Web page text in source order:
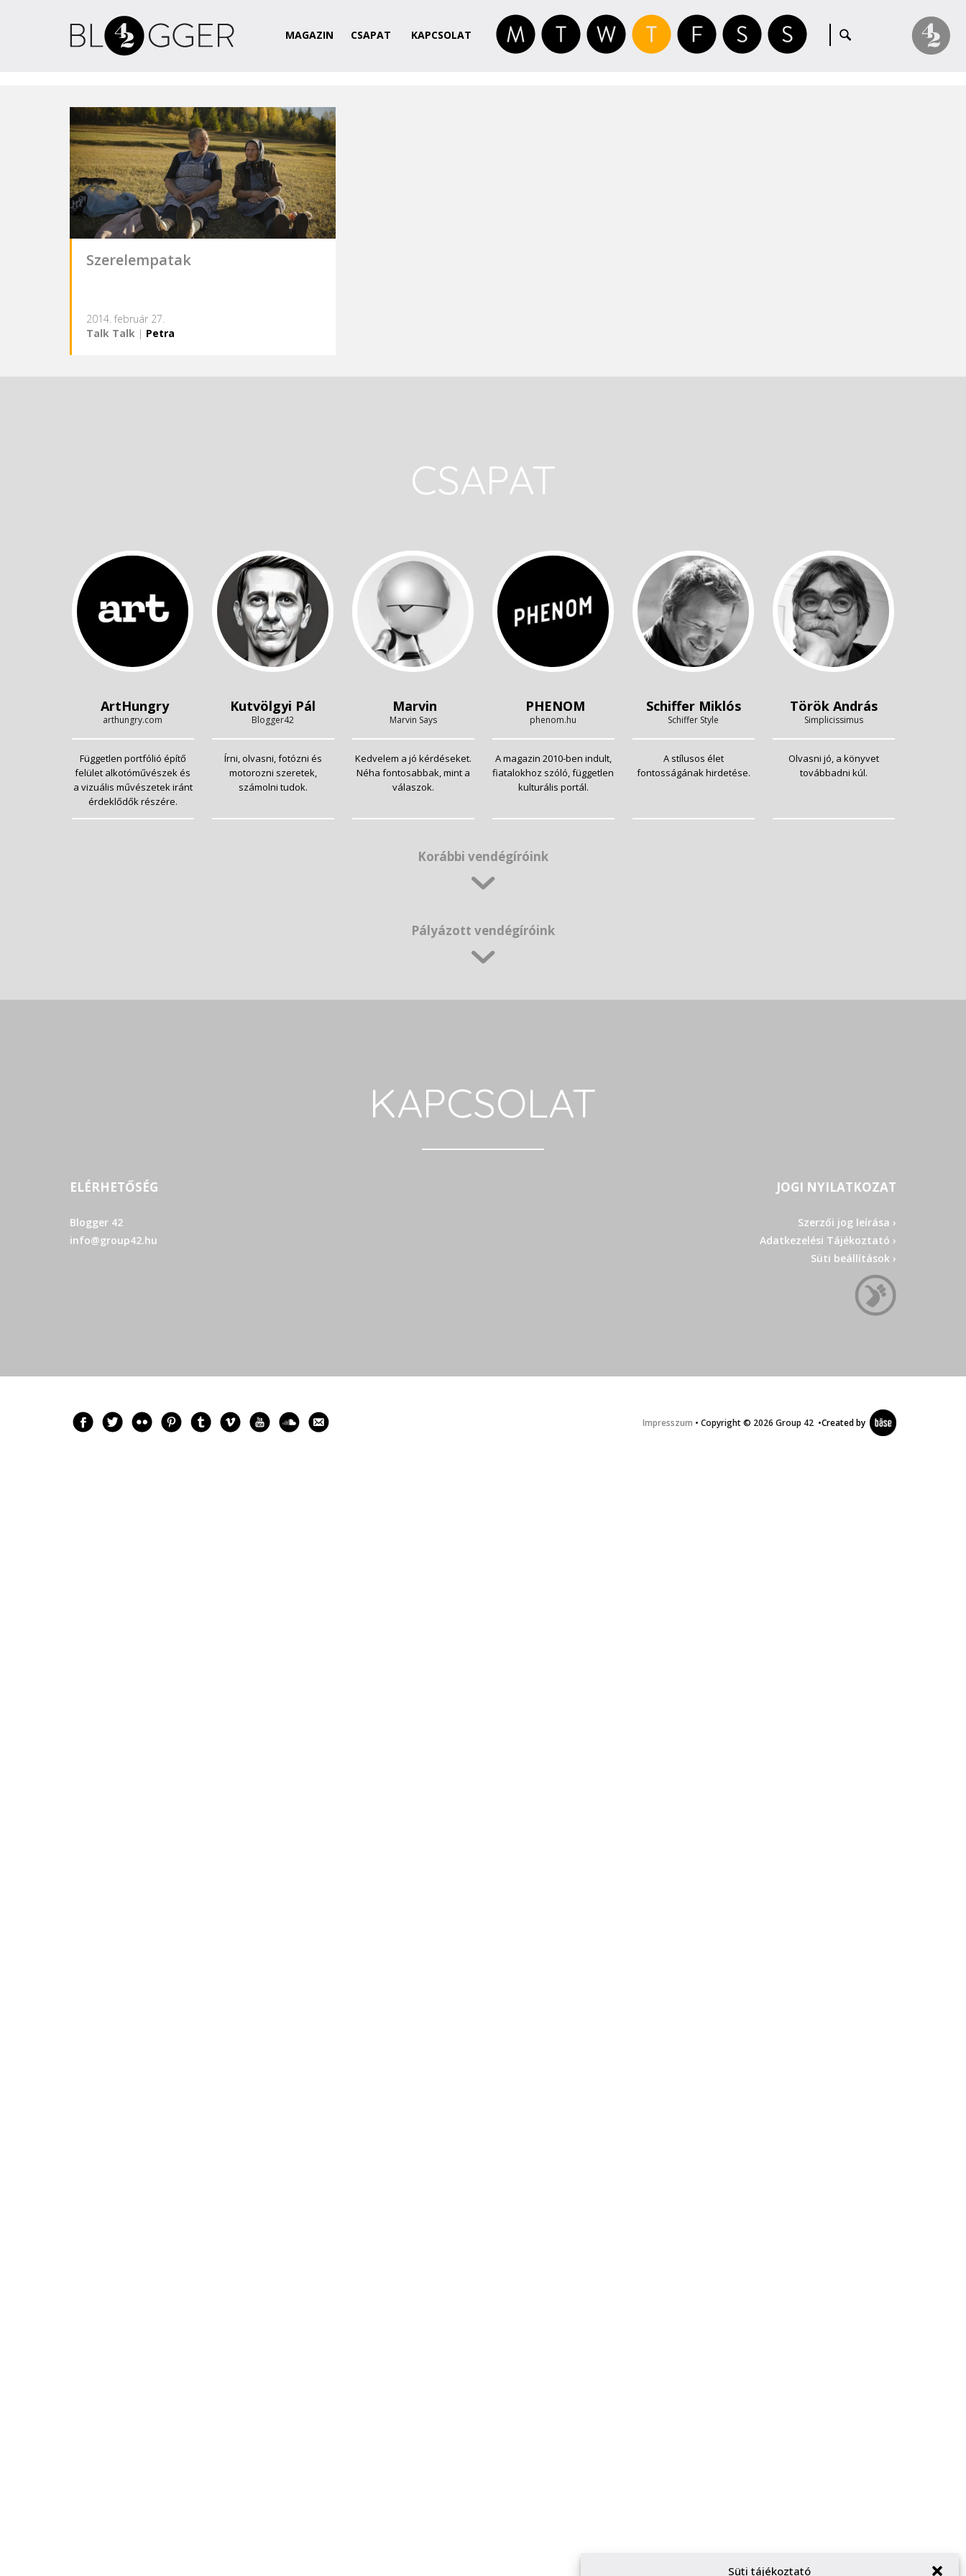
Süti tájékoztató
MAGAZIN CSAPAT KAPCSOLAT
Szerelempatak
2014. február 27.
Talk Talk | Petra
CSAPAT
ArtHungry
arthungry.com
Független portfólió építő
felület alkotóművészek és
a vizuális művészetek iránt
érdeklődők részére.
Kutvölgyi Pál
Blogger42
Írni, olvasni, fotózni és
motorozni szeretek,
számolni tudok.
Marvin
Marvin Says
Kedvelem a jó kérdéseket.
Néha fontosabbak, mint a
válaszok.
PHENOM
phenom.hu
A magazin 2010-ben indult,
fiatalokhoz szóló, független
kulturális portál.
Schiffer Miklós
Schiffer Style
A stílusos élet
fontosságának hirdetése.
Török András
Simplicissimus
Olvasni jó, a könyvet
továbbadni kúl.
Korábbi vendégíróink
Pályázott vendégíróink
KAPCSOLAT
ELÉRHETŐSÉG
Blogger 42
info@group42.hu
JOGI NYILATKOZAT
Szerzői jog leírása ›
Adatkezelési Tájékoztató ›
Süti beállítások ›
Impresszum • Copyright © 2026 Group 42 •Created by